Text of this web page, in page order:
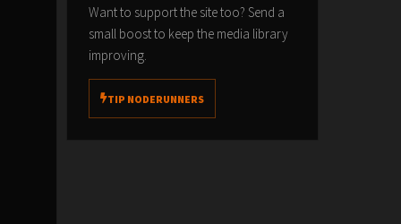
Want to support the site too? Send a
small boost to keep the media library
improving.
TIP NODERUNNERS